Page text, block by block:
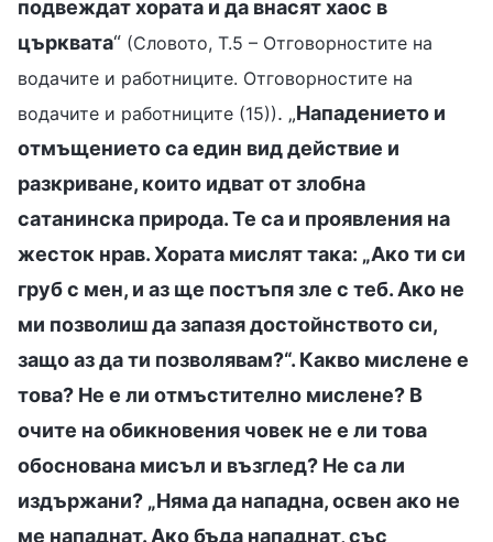
подвеждат хората и да внасят хаос в
църквата“ (Словото, Т.5 – Отговорностите на
водачите и работниците. Отговорностите на
водачите и работниците (15)). „Нападението и
отмъщението са един вид действие и
разкриване, които идват от злобна
сатанинска природа. Те са и проявления на
жесток нрав. Хората мислят така: „Ако ти си
груб с мен, и аз ще постъпя зле с теб. Ако не
ми позволиш да запазя достойнството си,
защо аз да ти позволявам?“. Какво мислене е
това? Не е ли отмъстително мислене? В
очите на обикновения човек не е ли това
обоснована мисъл и възглед? Не са ли
издържани? „Няма да нападна, освен ако не
ме нападнат. Ако бъда нападнат, със